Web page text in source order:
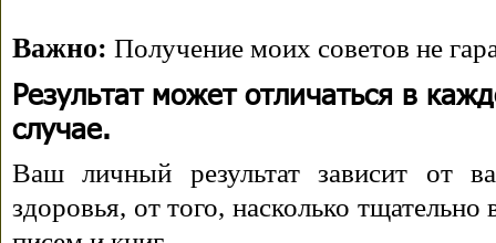
Важно: Получение моих советов не
Результат может отличаться в
случае.
Ваш личный результат зависит от
здоровья, от того, насколько